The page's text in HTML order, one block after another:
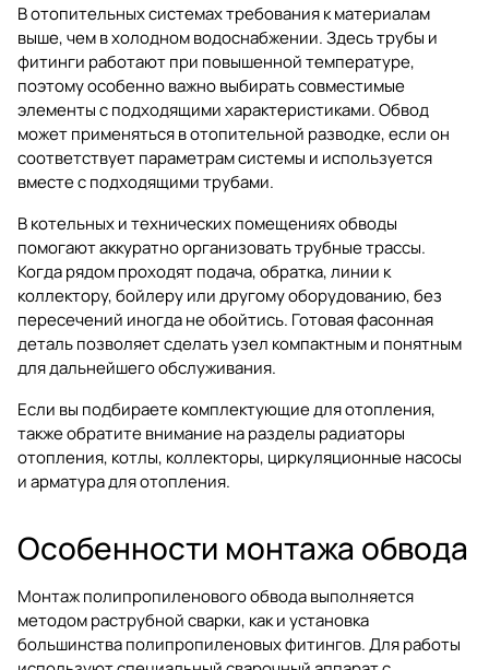
В отопительных системах требования к материалам
выше, чем в холодном водоснабжении. Здесь трубы и
фитинги работают при повышенной температуре,
поэтому особенно важно выбирать совместимые
элементы с подходящими характеристиками. Обвод
может применяться в отопительной разводке, если он
соответствует параметрам системы и используется
вместе с подходящими трубами.
В котельных и технических помещениях обводы
помогают аккуратно организовать трубные трассы.
Когда рядом проходят подача, обратка, линии к
коллектору, бойлеру или другому оборудованию, без
пересечений иногда не обойтись. Готовая фасонная
деталь позволяет сделать узел компактным и понятным
для дальнейшего обслуживания.
Если вы подбираете комплектующие для отопления,
также обратите внимание на разделы радиаторы
отопления, котлы, коллекторы, циркуляционные насосы
иарматура для отопления.
Особенности монтажа обвода
Монтаж полипропиленового обвода выполняется
методом раструбной сварки, как и установка
большинства полипропиленовых фитингов. Для работы